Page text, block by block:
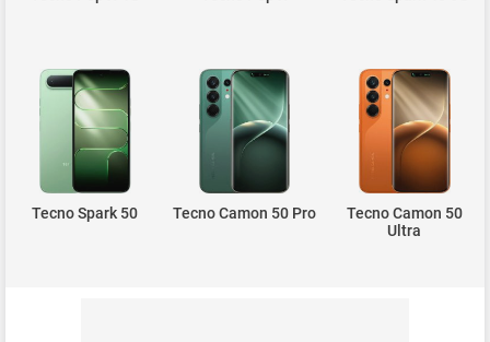
Tecno Spark 50 Tecno Camon 50 Pro
Tecno Camon 50
Ultra